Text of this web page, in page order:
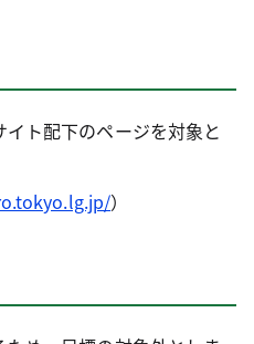
ト配下のページを対象と
）